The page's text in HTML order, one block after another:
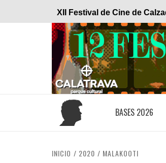
XII Festival de Cine de
BASES 2026
INICIO 2020 MALAKOOTI